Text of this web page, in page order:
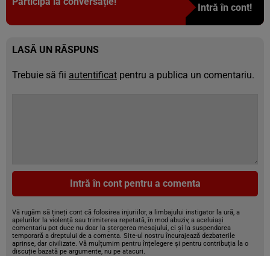
Intră în cont!
LASĂ UN RĂSPUNS
Trebuie să fii autentificat pentru a publica un comentariu.
Intră în cont pentru a comenta
Vă rugăm să țineți cont că folosirea injuriilor, a limbajului instigator la ură, a
apelurilor la violență sau trimiterea repetată, în mod abuziv, a aceluiași
comentariu pot duce nu doar la ștergerea mesajului, ci și la suspendarea
temporară a dreptului de a comenta. Site-ul nostru încurajează dezbaterile
aprinse, dar civilizate. Vă mulțumim pentru înțelegere și pentru contribuția la o
discuție bazată pe argumente, nu pe atacuri.